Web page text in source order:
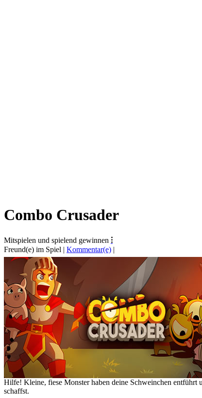
Combo Crusader
Mitspielen und spielend gewinnen ⁝
Freund(e) im Spiel | Kommentar(e) |
Hilfe! Kleine, fiese Monster haben deine Schweinchen entführt
schaffst.